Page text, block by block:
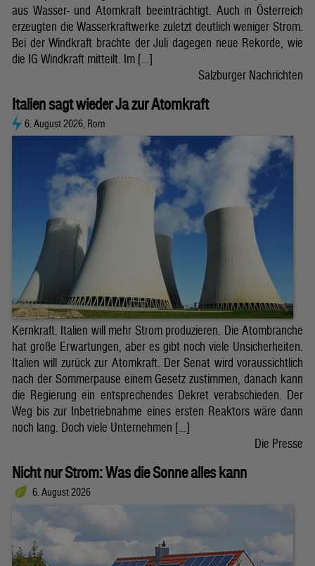
aus Wasser- und Atomkraft beeinträchtigt. Auch in Österreich
erzeugten die Wasserkraftwerke zuletzt deutlich weniger Strom.
Bei der Windkraft brachte der Juli dagegen neue Rekorde, wie
die IG Windkraft mitteilt. Im […]
Salzburger Nachrichten
Italien sagt wieder Ja zur Atomkraft
6. August 2026, Rom
Kernkraft. Italien will mehr Strom produzieren. Die Atombranche
hat große Erwartungen, aber es gibt noch viele Unsicherheiten.
Italien will zurück zur Atomkraft. Der Senat wird voraussichtlich
nach der Sommerpause einem Gesetz zustimmen, danach kann
die Regierung ein entsprechendes Dekret verabschieden. Der
Weg bis zur Inbetriebnahme eines ersten Reaktors wäre dann
noch lang. Doch viele Unternehmen […]
Die Presse
Nicht nur Strom: Was die Sonne alles kann
6. August 2026